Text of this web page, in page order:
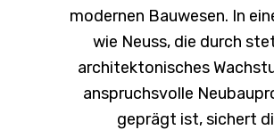
modernen Bauwesen. In
wie Neuss, die durch
architektonisches
anspruchsvolle
geprägt ist, sichert